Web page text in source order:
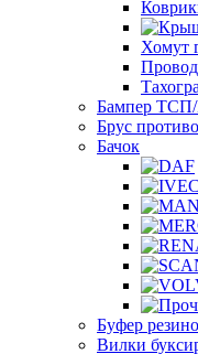
Хомут
Бампер ТСП/
Брус
Бачок
Буфер
Вилки